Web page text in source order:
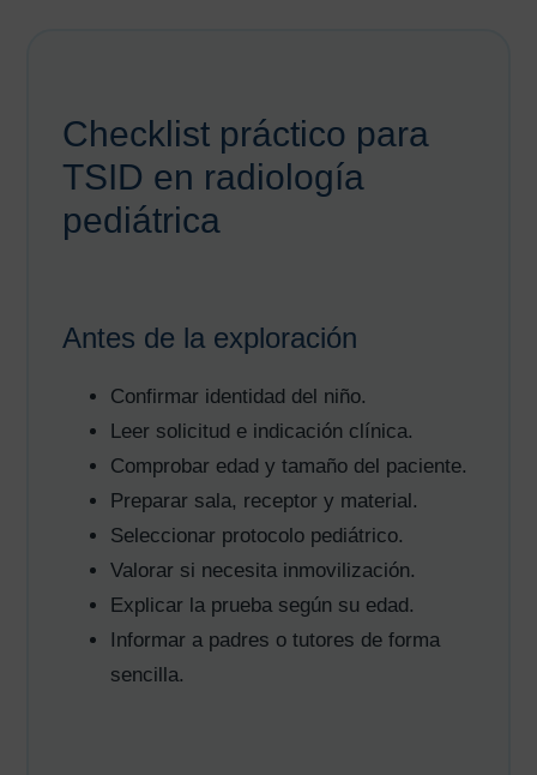
Checklist práctico para
TSID en radiología
pediátrica
Antes de la exploración
Confirmar identidad del niño.
Leer solicitud e indicación clínica.
Comprobar edad y tamaño del paciente.
Preparar sala, receptor y material.
Seleccionar protocolo pediátrico.
Valorar si necesita inmovilización.
Explicar la prueba según su edad.
Informar a padres o tutores de forma
sencilla.